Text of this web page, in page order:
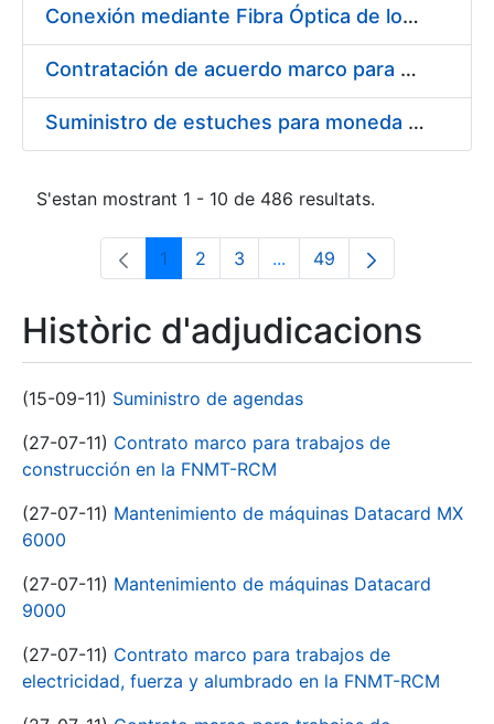
Conexión mediante Fibra Óptica de los Centros de Proceso de Datos (CPDs) de las sedes de la FNMT-RCM de Burgos y Madrid
Contratación de acuerdo marco para el Suministro de Material de Electricidad para la Fábrica Nacional de Moneda y Timbre-Real Casa de la Moneda en su centro de trabajo de Burgos
Suministro de estuches para moneda de 30 €
S'estan mostrant 1 - 10 de 486 resultats.
Pàgina
1 Pàgina
2 Pàgina
3 ...Pàgines intermèdies
Pàgina
49
Històric d'adjudicacions
(15-09-11) Suministro de agendas
(27-07-11) Contrato marco para trabajos de
construcción en la FNMT-RCM
(27-07-11) Mantenimiento de máquinas Datacard MX
6000
(27-07-11) Mantenimiento de máquinas Datacard
9000
(27-07-11) Contrato marco para trabajos de
electricidad, fuerza y alumbrado en la FNMT-RCM